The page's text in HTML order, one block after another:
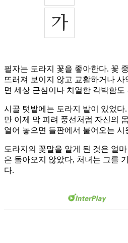
필자는 도라지 꽃을 좋아한다. 꽃
뜨러져 보이지 않고 교활하거나
면 세상 근심이나 치열한 각박함
시골 텃밭에는 도라지 밭이 있었
만 이제 막 피려 풍선처럼 자신의
열어 놓으면 들판에서 불어오는
도라지의 꽃말을 알게 된 것은 얼
은 돌아오지 않았다, 처녀는 그를
다.